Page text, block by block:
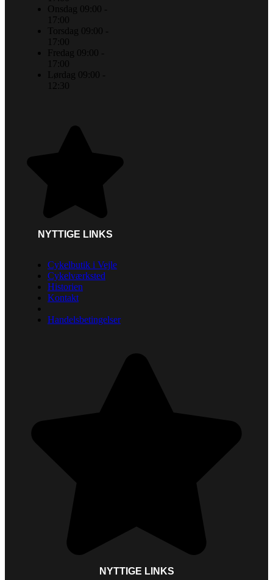
Onsdag 09:00 -
17:00
Torsdag 09:00 -
17:00
Fredag 09:00 -
17:00
Lørdag 09:00 -
12:30
NYTTIGE LINKS
Cykelbutik i Vejle
Cykelværksted
Historien
Kontakt
Handelsbetingelser
NYTTIGE LINKS